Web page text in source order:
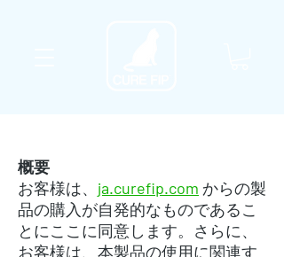
概要
お客様は、 ja.curefip.com からの製
品の購入が自発的なものであるこ
とにここに同意します。さらに、
お客様は、本製品の使用に関連す